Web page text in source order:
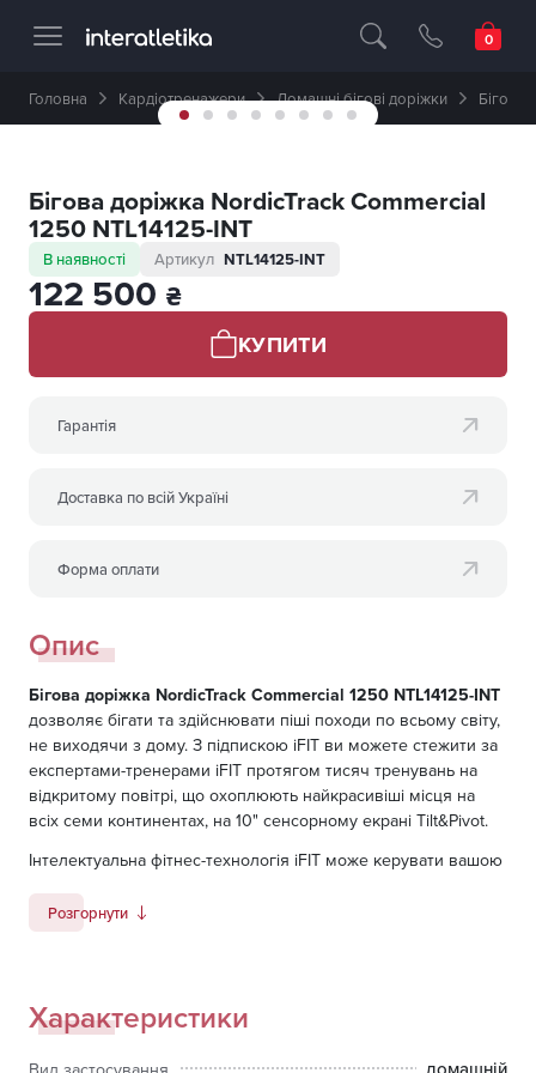
Професійне спортивне обладнання
Головна Кардіотренажери Домашні бігові доріжки Бігова
Бігова доріжка NordicTrack Commercial
1250 NTL14125-INT
В наявності Артикул NTL14125-INT
122 500 ₴
КУПИТИ
Гарантія
Доставка по всій Україні
Форма оплати
Опис
Бігова доріжка NordicTrack Commercial 1250 NTL14125-INT
дозволяє бігати та здійснювати піші походи по всьому світу,
не виходячи з дому. З підпискою iFIT ви можете стежити за
експертами-тренерами iFIT протягом тисяч тренувань на
відкритому повітрі, що охоплюють найкрасивіші місця на
всіх семи континентах, на 10" сенсорному екрані Tilt&Pivot.
Інтелектуальна фітнес-технологія iFIT може керувати вашою
тренування незалежно від того, на якому етапі вашої фітнес-
для захоплюючого досвіду. Під'єднайте бездротовий
пульсометр за допомогою Bluetooth і увімкніть функцію
ActivePulse від iFIT, щоб автоматичні налаштування бігової
Розгорнути
Характеристики